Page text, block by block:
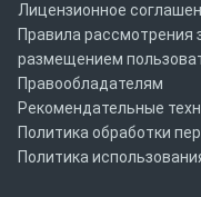
Лицензионное
Правила рассмотрения
размещением
Правообладателям
Рекомендательные
Политика обработки
Политика